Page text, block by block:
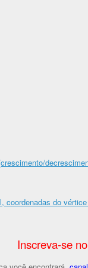
coordenadas do
Inscreva-se